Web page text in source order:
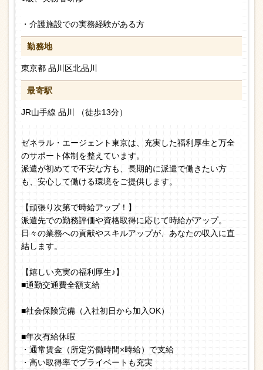
・介護施設での実務経験がある方
勤務地
東京都 品川区北品川
最寄駅
JR山手線 品川 （徒歩13分）
ゼネラル・エージェント東京は、充実した福利厚生と万全
のサポート体制を整えています。
派遣が初めてで不安な方も、長期的に派遣で働きたい方
も、安心して働ける環境をご提供します。
【頑張り次第で時給アップ！】
派遣先での勤務評価や資格取得に応じて時給がアップ。
日々の業務への貢献やスキルアップが、あなたの収入に直
結します。
【嬉しい充実の福利厚生♪】
■通勤交通費全額支給
■社会保険完備（入社初日から加入OK）
■年次有給休暇
・通常賃金（所定労働時間×時給）で支給
・高い取得率でプライベートも充実